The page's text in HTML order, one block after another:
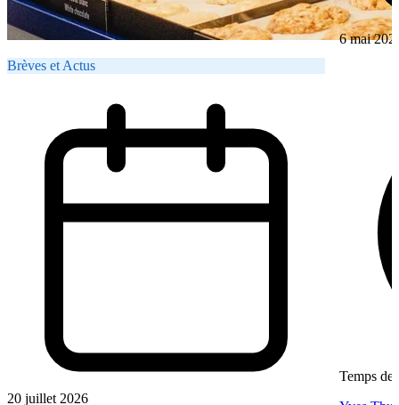
Brèves et Actus
20 juillet 2026
6 mai
Temps de